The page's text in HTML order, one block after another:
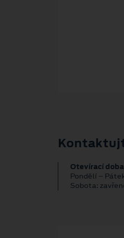
Otevírací doba
Pondělí –
Sobota: